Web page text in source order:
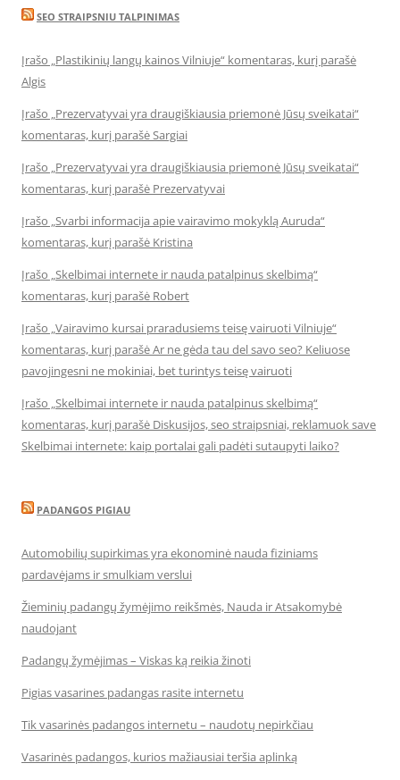
SEO STRAIPSNIU TALPINIMAS
Įrašo „Plastikinių langų kainos Vilniuje“ komentaras, kurį parašė
Algis
Įrašo „Prezervatyvai yra draugiškiausia priemonė Jūsų sveikatai“
komentaras, kurį parašė Sargiai
Įrašo „Prezervatyvai yra draugiškiausia priemonė Jūsų sveikatai“
komentaras, kurį parašė Prezervatyvai
Įrašo „Svarbi informacija apie vairavimo mokyklą Auruda“
komentaras, kurį parašė Kristina
Įrašo „Skelbimai internete ir nauda patalpinus skelbimą“
komentaras, kurį parašė Robert
Įrašo „Vairavimo kursai praradusiems teisę vairuoti Vilniuje“
komentaras, kurį parašė Ar ne gėda tau del savo seo? Keliuose
pavojingesni ne mokiniai, bet turintys teisę vairuoti
Įrašo „Skelbimai internete ir nauda patalpinus skelbimą“
komentaras, kurį parašė Diskusijos, seo straipsniai, reklamuok save
Skelbimai internete: kaip portalai gali padėti sutaupyti laiko?
PADANGOS PIGIAU
Automobilių supirkimas yra ekonominė nauda fiziniams
pardavėjams ir smulkiam verslui
Žieminių padangų žymėjimo reikšmės, Nauda ir Atsakomybė
naudojant
Padangų žymėjimas – Viskas ką reikia žinoti
Pigias vasarines padangas rasite internetu
Tik vasarinės padangos internetu – naudotų nepirkčiau
Vasarinės padangos, kurios mažiausiai teršia aplinką